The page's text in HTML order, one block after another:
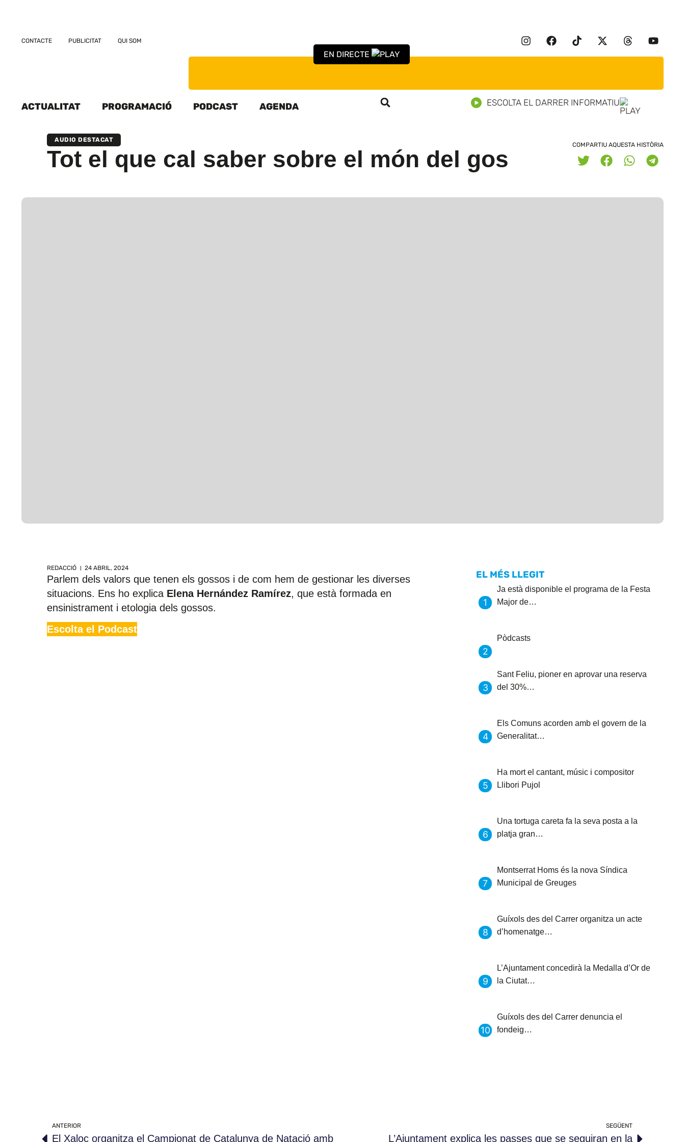
CONTACTE PUBLICITAT QUI SOM
EN DIRECTE
ACTUALITAT PROGRAMACIÓ PODCAST AGENDA ESCOLTA EL DARRER INFORMATIU
AUDIO DESTACAT
Tot el que cal saber sobre el món del gos
COMPARTIU AQUESTA HISTÒRIA
REDACCIÓ 24 ABRIL, 2024
Parlem dels valors que tenen els gossos i de com hem de gestionar les diverses
situacions. Ens ho explica Elena Hernández Ramírez, que està formada en
ensinistrament i etologia dels gossos.
Escolta el Podcast
EL MÉS LLEGIT
Ja està disponible el programa de la Festa
Major de…
Pòdcasts
Sant Feliu, pioner en aprovar una reserva
del 30%…
Els Comuns acorden amb el govern de la
Generalitat…
Ha mort el cantant, músic i compositor
Llibori Pujol
Una tortuga careta fa la seva posta a la
platja gran…
Montserrat Homs és la nova Síndica
Municipal de Greuges
Guíxols des del Carrer organitza un acte
d’homenatge…
L’Ajuntament concedirà la Medalla d’Or de
la Ciutat…
Guíxols des del Carrer denuncia el
fondeig…
ANTERIOR
El Xaloc organitza el Campionat de Catalunya de Natació amb
SEGÜENT
L’Ajuntament explica les passes que se seguiran en la